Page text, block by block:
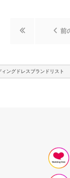
前
ィングドレスブランドリスト